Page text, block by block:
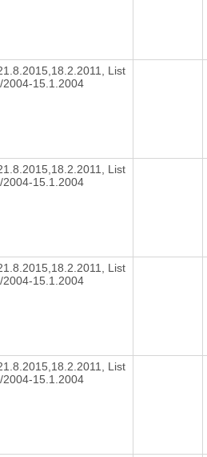
List
2004-15.1.2004
List
2004-15.1.2004
List
2004-15.1.2004
List
2004-15.1.2004